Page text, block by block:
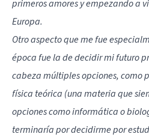
primeros amores y empezando a
Europa.
Otro aspecto que me fue
época fue la de decidir mi futuro
cabeza múltiples opciones, como
física teórica (una materia que
opciones como informática o
terminaría por decidirme por